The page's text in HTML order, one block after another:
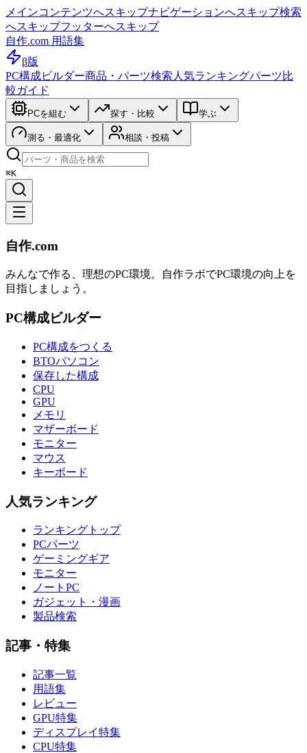
メインコンテンツへスキップナビゲーションへスキップ検索
へスキップフッターへスキップ
自作.com 用語集
β版
PC構成ビルダー商品・パーツ検索 人気ランキングパーツ比
較ガイド
PCを組む 探す・比較 学ぶ
測る・最適化 相談・投稿
⌘K
自作.com
みんなで作る、理想のPC環境。 自作ラボでPC環境の向上を
目指しましょう。
PC構成ビルダー
PC構成をつくる
BTOパソコン
保存した構成
CPU
GPU
メモリ
マザーボード
モニター
マウス
キーボード
人気ランキング
ランキングトップ
PCパーツ
ゲーミングギア
モニター
ノートPC
ガジェット・漫画
製品検索
記事・特集
記事一覧
用語集
レビュー
GPU特集
ディスプレイ特集
CPU特集